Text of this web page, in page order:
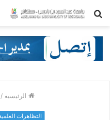
بحث
الرئيسية /
التظاهرات